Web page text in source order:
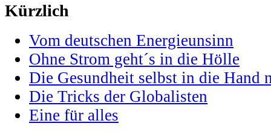
Kürzlich
Vom deutschen Energieunsinn
Ohne Strom geht´s in die Hölle
Die Gesundheit selbst in die Hand
Die Tricks der Globalisten
Eine für alles